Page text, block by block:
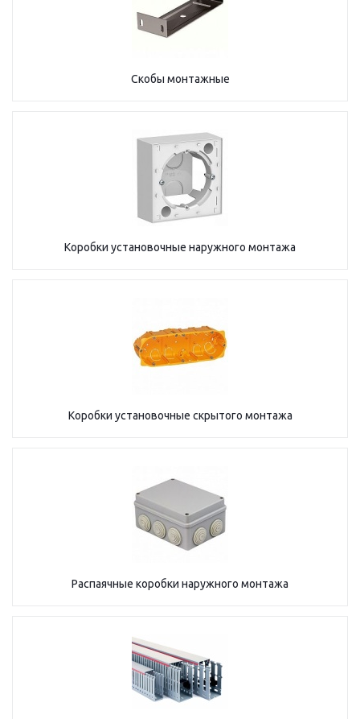
Скобы монтажные
Коробки установочные наружного монтажа
Коробки установочные скрытого монтажа
Распаячные коробки наружного монтажа